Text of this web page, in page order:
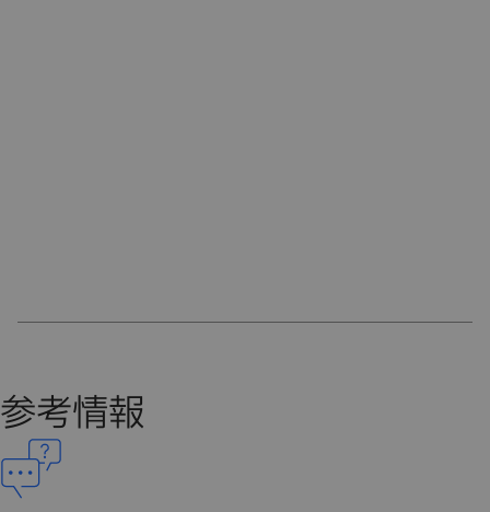
参考情報